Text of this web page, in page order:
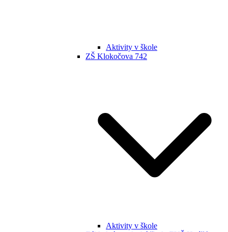
Aktivity v škole
ZŠ Klokočova 742
Aktivity v škole